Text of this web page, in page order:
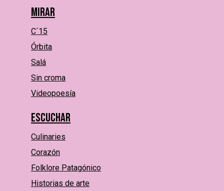
Mirar
C´15
Órbita
Salá
Sin croma
Videopoesía
Escuchar
Culinaries
Corazón
Folklore Patagónico
Historias de arte